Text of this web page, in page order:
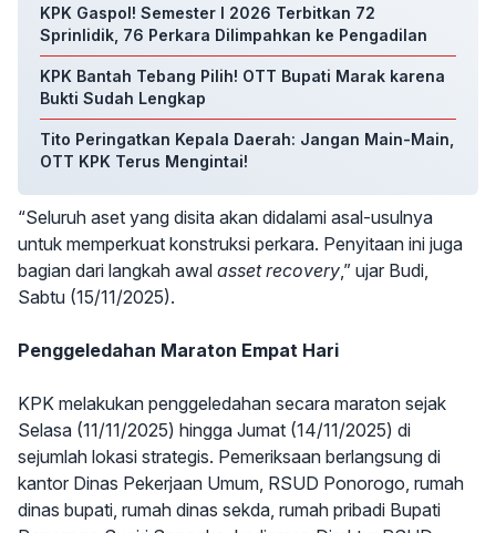
KPK Gaspol! Semester I 2026 Terbitkan 72
Sprinlidik, 76 Perkara Dilimpahkan ke Pengadilan
KPK Bantah Tebang Pilih! OTT Bupati Marak karena
Bukti Sudah Lengkap
Tito Peringatkan Kepala Daerah: Jangan Main-Main,
OTT KPK Terus Mengintai!
“Seluruh aset yang disita akan didalami asal-usulnya
untuk memperkuat konstruksi perkara. Penyitaan ini juga
bagian dari langkah awal asset recovery,” ujar Budi,
Sabtu (15/11/2025).
Penggeledahan Maraton Empat Hari
KPK melakukan penggeledahan secara maraton sejak
Selasa (11/11/2025) hingga Jumat (14/11/2025) di
sejumlah lokasi strategis. Pemeriksaan berlangsung di
kantor Dinas Pekerjaan Umum, RSUD Ponorogo, rumah
dinas bupati, rumah dinas sekda, rumah pribadi Bupati